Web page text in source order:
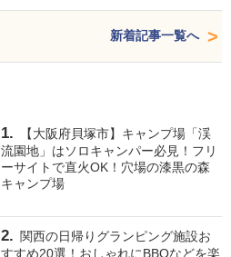
新着記事一覧へ
【大阪府貝塚市】キャンプ場「渓
流園地」はソロキャンパー必見！フリ
ーサイトで直火OK！穴場の漆黒の森
キャンプ場
関西の日帰りグランピング施設お
すすめ20選！おしゃれにBBQなどを楽